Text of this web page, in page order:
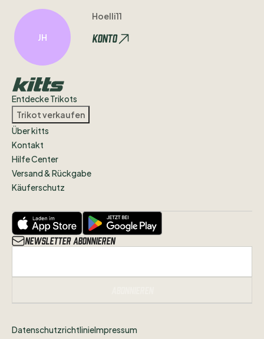
JH
Hoelli11
Konto
Entdecke Trikots
Trikot verkaufen
Über kitts
Kontakt
Hilfe Center
Versand & Rückgabe
Käuferschutz
Newsletter abonnieren
DatenschutzrichtlinieImpressum